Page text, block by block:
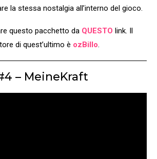
la stessa nostalgia all’interno del gioco.
questo pacchetto da QUESTO link. Il
di quest’ultimo è ozBillo.
– MeineKraft